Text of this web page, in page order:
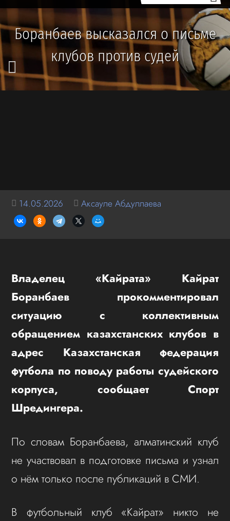
Боранбаев высказался о письме
клубов против судей
14.05.2026 Аксауле Абдуллаева
Владелец «Кайрата» Кайрат
Боранбаев прокомментировал
ситуацию с коллективным
обращением казахстанских клубов в
адрес Казахстанская федерация
футбола по поводу работы судейского
корпуса, сообщает Спорт
Шредингера.
По словам Боранбаева, алматинский клуб
не участвовал в подготовке письма и узнал
о нём только после публикаций в СМИ.
В футбольный клуб «Кайрат» никто не